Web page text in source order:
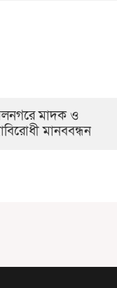
মাদক ও
মানববন্ধন